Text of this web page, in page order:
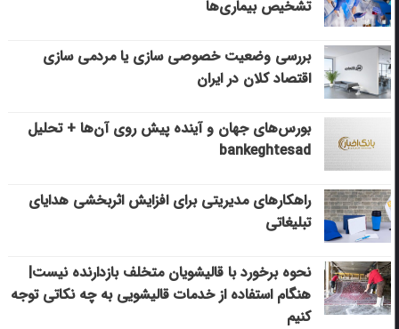
تشخیص بیماری‌ها
بررسی وضعیت خصوصی سازی یا مردمی سازی
اقتصاد کلان در ایران
بورس‌های جهان و آینده پیش روی آن‌ها + تحلیل
bankeghtesad
راهکارهای مدیریتی برای افزایش اثربخشی هدایای
تبلیغاتی
نحوه برخورد با قالیشویان متخلف بازدارنده نیست|
هنگام استفاده از خدمات قالیشویی به چه نکاتی توجه
کنیم